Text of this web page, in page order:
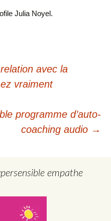
Julia Noyel.
avec la
vraiment
programme d’auto-
coaching audio →
empathe